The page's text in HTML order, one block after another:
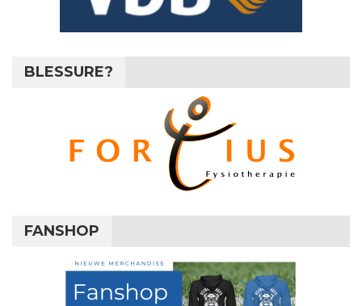
BLESSURE?
FANSHOP